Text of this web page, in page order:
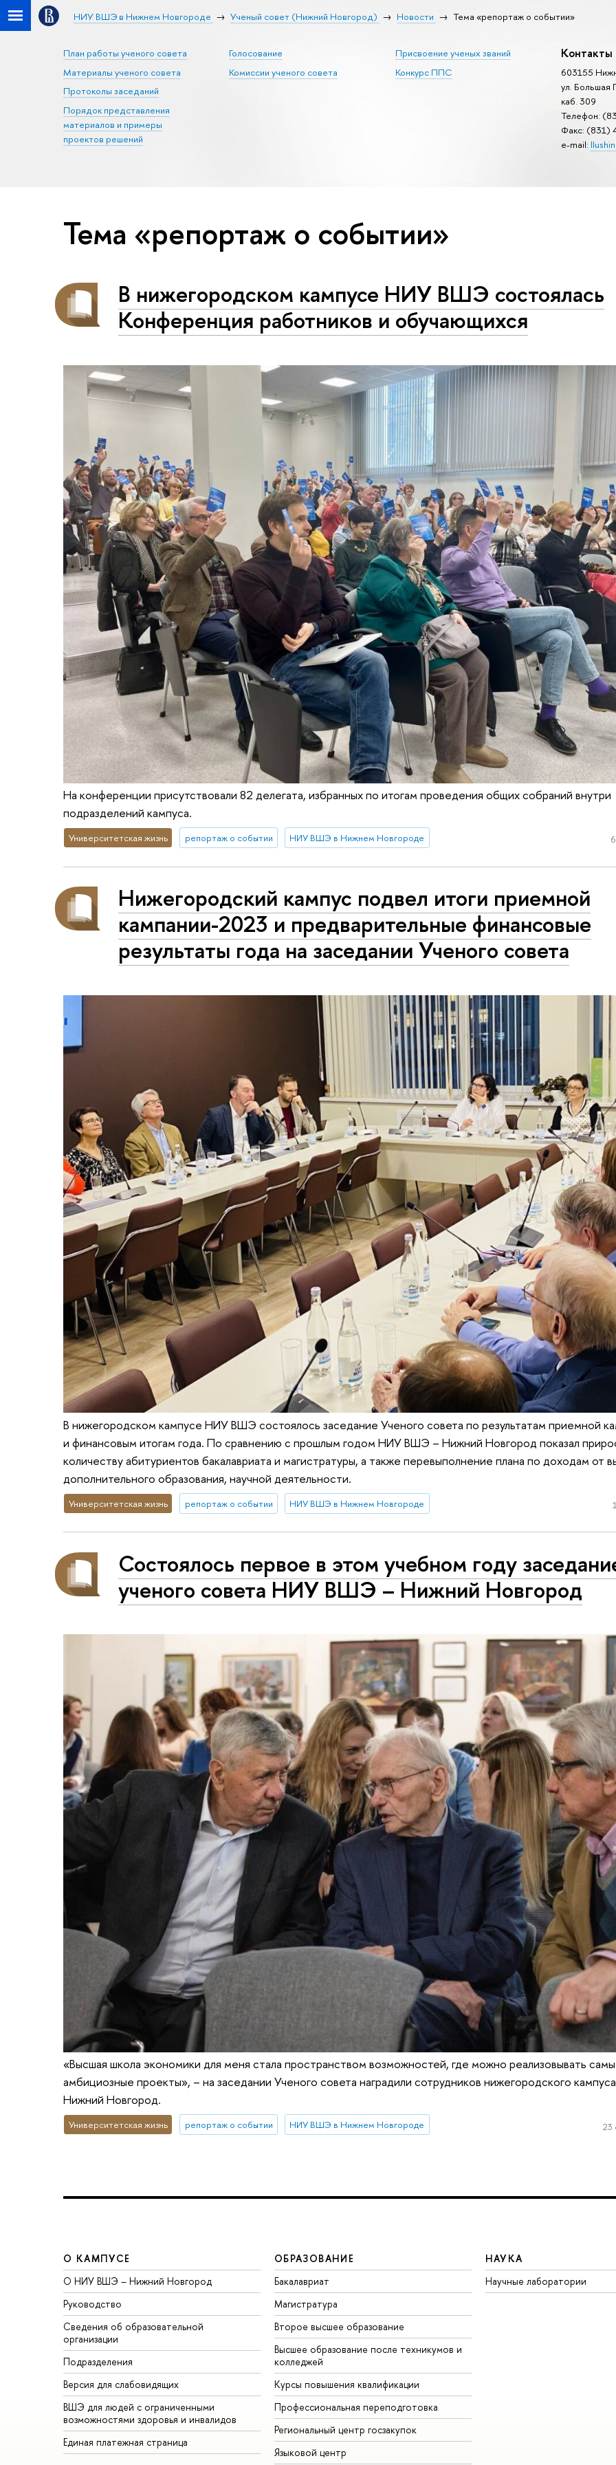
НИУ ВШЭ в Нижнем Новгороде Ученый совет (Нижний Новгород) Новости Тема «репортаж о событии»
План работы ученого совета
Материалы ученого совета
Протоколы заседаний
Порядок представления
материалов и примеры
проектов решений
Голосование
Комиссии ученого совета
Присвоение ученых званий
Конкурс ППС
Контакты
603155
ул. Большая
каб. 309
Телефон:
Факс: (831)
e-mail:
Тема «репортаж о событии»
В нижегородском кампусе НИУ ВШЭ состоялась
Конференция работников и обучающихся
На конференции присутствовали 82 делегата, избранных по итогам проведения общих собраний внутри
подразделений кампуса.
Университетская жизнь репортаж о событии НИУ ВШЭ в Нижнем Новгороде
Нижегородский кампус подвел итоги приемной
кампании-2023 и предварительные финансовые
результаты года на заседании Ученого совета
В нижегородском кампусе НИУ ВШЭ состоялось заседание Ученого совета по результатам приемной
и финансовым итогам года. По сравнению с прошлым годом НИУ ВШЭ – Нижний Новгород показал
количеству абитуриентов бакалавриата и магистратуры, а также перевыполнение плана по доходам от
дополнительного образования, научной деятельности.
Университетская жизнь репортаж о событии НИУ ВШЭ в Нижнем Новгороде
Состоялось первое в этом учебном году
ученого совета НИУ ВШЭ – Нижний Новгород
«Высшая школа экономики для меня стала пространством возможностей, где можно реализовывать
амбициозные проекты», – на заседании Ученого совета наградили сотрудников нижегородского
Нижний Новгород.
Университетская жизнь репортаж о событии НИУ ВШЭ в Нижнем Новгороде 23
О КАМПУСЕ
О НИУ ВШЭ – Нижний Новгород
Руководство
Сведения об образовательной
организации
Подразделения
Версия для слабовидящих
ВШЭ для людей с ограниченными
возможностями здоровья и инвалидов
Единая платежная страница
ОБРАЗОВАНИЕ
Бакалавриат
Магистратура
Второе высшее образование
Высшее образование после техникумов и
колледжей
Курсы повышения квалификации
Профессиональная переподготовка
Региональный центр госзакупок
Языковой центр
НАУКА
Научные лаборатории